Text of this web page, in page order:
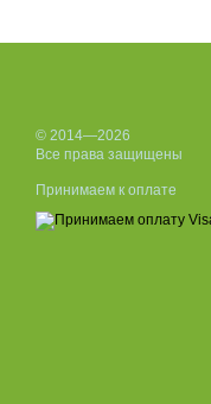
© 2014—2026
Все права защищены
Принимаем к оплате